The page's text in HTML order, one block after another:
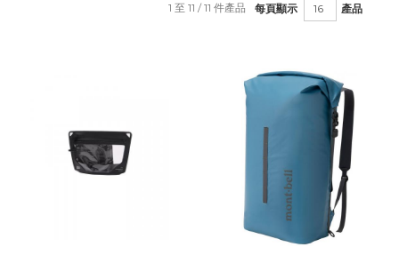
每頁顯示 產品
1 至 11 / 11 件產品